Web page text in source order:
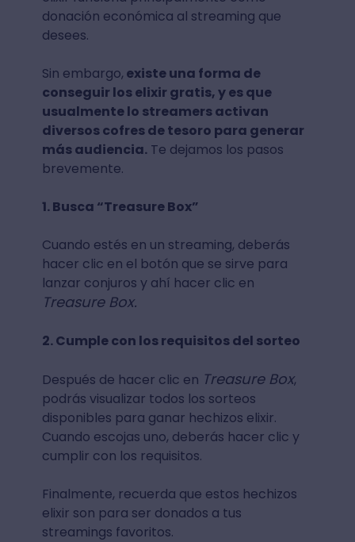
donación económica al streaming que
desees.
Sin embargo, existe una forma de
conseguir los elixir gratis, y es que
usualmente lo streamers activan
diversos cofres de tesoro para generar
más audiencia.Te dejamos los pasos
brevemente.
1. Busca “Treasure Box”
Cuando estés en un streaming, deberás
hacer clic en el botón que se sirve para
lanzar conjuros y ahí hacer clic en
Treasure Box.
2. Cumple con los requisitos del sorteo
Después de hacer clic en Treasure Box,
podrás visualizar todos los sorteos
disponibles para ganar hechizos elixir.
Cuando escojas uno, deberás hacer clic y
cumplir con los requisitos.
Finalmente, recuerda que estos hechizos
elixir son para ser donados a tus
streamings favoritos.